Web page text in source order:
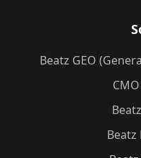
Beatz GEO